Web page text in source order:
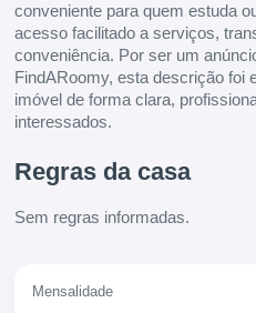
conveniente para quem estuda
acesso facilitado a serviços,
conveniência. Por ser um
FindARoomy, esta descrição foi
imóvel de forma clara,
interessados.
Regras da casa
Sem regras informadas.
Mensalidade